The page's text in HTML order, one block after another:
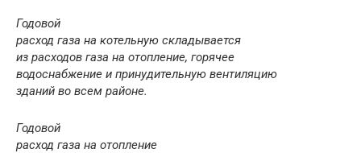
Годовой
расход газа на котельную складывается
из расходов газа на ото­пление, горячее
водоснабжение и принудительную вентиляцию
зданий во всем районе.
Годовой
расход газа на отопление